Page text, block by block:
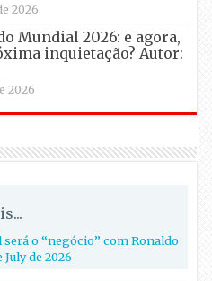
2026
Mundial 2026: e agora,
inquietação? Autor:
2026
o “negócio” com Ronaldo
July de 2026